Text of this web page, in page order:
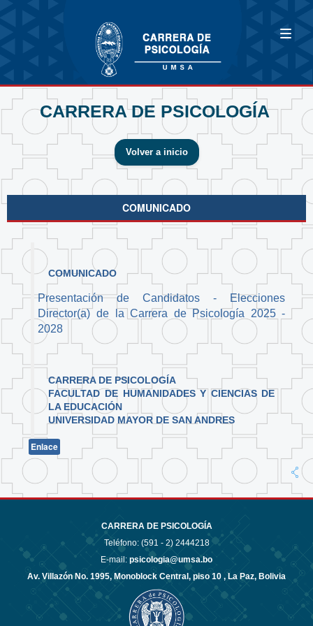
CARRERA DE PSICOLOGÍA
Volver a inicio
COMUNICADO
COMUNICADO
Presentación de Candidatos - Elecciones
Director(a) de la Carrera de Psicología 2025 -
2028
CARRERA DE PSICOLOGÍA
FACULTAD DE HUMANIDADES Y CIENCIAS DE
LA EDUCACIÓN
UNIVERSIDAD MAYOR DE SAN ANDRES
Enlace
CARRERA DE PSICOLOGÍA
Teléfono: (591 - 2) 2444218
E-mail: psicologia@umsa.bo
Av. Villazón No. 1995, Monoblock Central, piso 10 , La Paz, Bolivia